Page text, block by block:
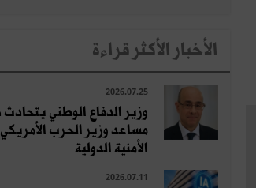
الأخبار الأكثر قراءة
2026.07.25
وزير الدفاع الوطني يتحادث
مساعد وزير الحرب
الأمنية الدولية
2026.07.11